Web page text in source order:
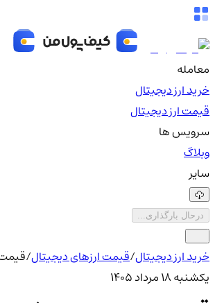
معامله
خرید ارز دیجیتال
قیمت ارز دیجیتال
سرویس ها
وبلاگ
سایر
درحال بارگذاری...
خرید ارز دیجیتال/قیمت ارزهای دیجیتال/قیمت
یکشنبه ۱۸ مرداد ۱۴۰۵